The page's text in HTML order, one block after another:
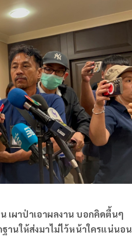
เผาป่าเอาผลงาน บอกคิดตื้นๆ
านให้ส่งมาไม่ไว้หน้าใครแน่นอน